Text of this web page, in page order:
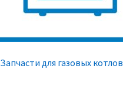
Запчасти для газовых котлов